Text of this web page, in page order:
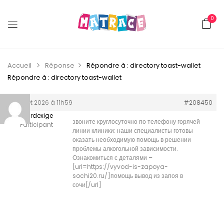
0
Accueil Réponse
Répondre à : directory toast-wallet
Répondre à : directory toast-wallet
5 juillet 2026 à 11h59
#208450
Edwardexige
Participant
звоните круглосуточно по телефону горячей
линии клиники: наши специалисты готовы
оказать необходимую помощь в решении
проблемы алкогольной зависимости.
Ознакомиться с деталями –
[url=https://vyvod-is-zapoya-
sochi20.ru/]помощь вывод из запоя в
сочи[/url]